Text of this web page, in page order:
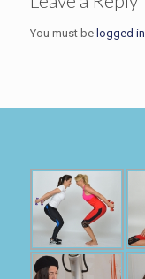
You must be logged in